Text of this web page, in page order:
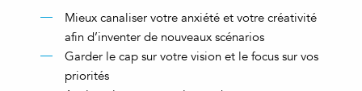
Mieux canaliser votre anxiété et votre créativité
afin d’inventer de nouveaux scénarios
Garder le cap sur votre vision et le focus sur vos
priorités